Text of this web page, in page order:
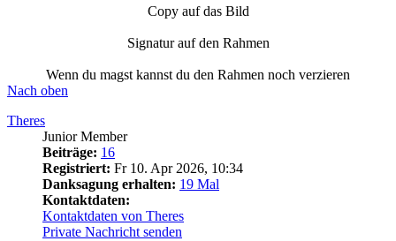
Copy auf das Bild
Signatur auf den Rahmen
Wenn du magst kannst du den Rahmen noch verzieren
Nach oben
Theres
Junior Member
Beiträge: 16
Registriert: Fr 10. Apr 2026, 10:34
Danksagung erhalten: 19 Mal
Kontaktdaten:
Kontaktdaten von Theres
Private Nachricht senden